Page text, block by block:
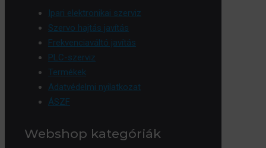
Ipari elektronikai szerviz
Szervo hajtás javítás
Frekvenciaváltó javítás
PLC-szerviz
Termékek
Adatvédelmi nyilatkozat
ÁSZF
Webshop kategóriák